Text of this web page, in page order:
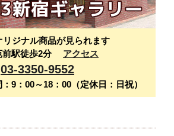
リジナル商品が見られます
前駅徒歩2分 アクセス
03-3350-9552
9：00～18：00（定休日：日祝）